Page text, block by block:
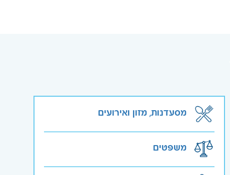
מסעדנות, מזון ואירועים
משפטים